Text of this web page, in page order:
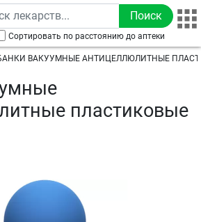
содержанию
Сортировать по расстоянию до аптеки
ВАКУУМНЫЕ АНТИЦЕЛЛЮЛИТНЫЕ
пластиковые